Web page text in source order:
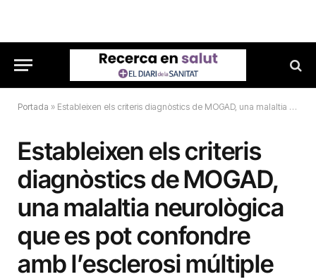
Portada » Estableixen els criteris diagnòstics de MOGAD, una malaltia neurològica que es pot confondre amb l’esclerosi múltiple
Estableixen els criteris
diagnòstics de MOGAD,
una malaltia neurològica
que es pot confondre
amb l’esclerosi múltiple